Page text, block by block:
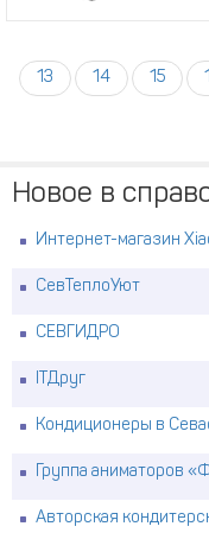
13
14 15
Новое в
Интернет-магазин
СевТеплоУют
СЕВГИДРО
ITДруг
Кондиционеры в
Группа аниматоров
Авторская